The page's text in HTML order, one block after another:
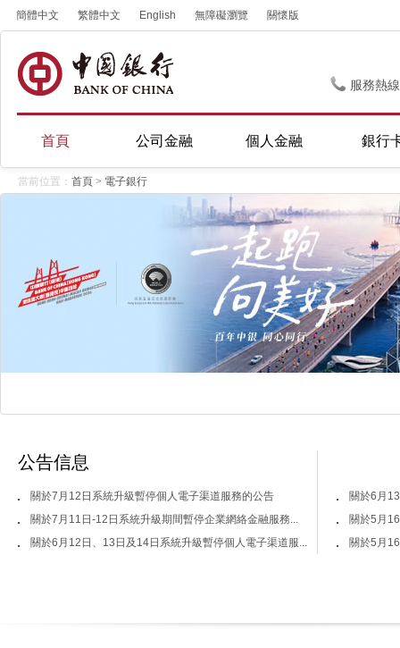
簡體中文 繁體中文 English 無障礙瀏覽 關懷版
服務熱
首頁 公司金融 個人金融 銀行
當前位置： 首頁 > 電子銀行
公告信息
關於7月12日系統升級暫停個人電子渠道服務的公告
關於7月11日-12日系統升級期間暫停企業網絡金融服務...
關於6月12日、13日及14日系統升級暫停個人電子渠道服...
關於6月
關於5月
關於5月